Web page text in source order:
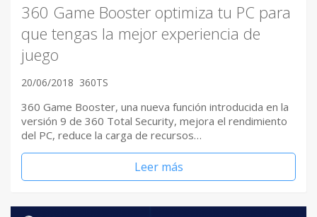
360 Game Booster optimiza tu PC para
que tengas la mejor experiencia de
juego
20/06/2018 360TS
360 Game Booster, una nueva función introducida en la
versión 9 de 360 Total Security, mejora el rendimiento
del PC, reduce la carga de recursos…
Leer más